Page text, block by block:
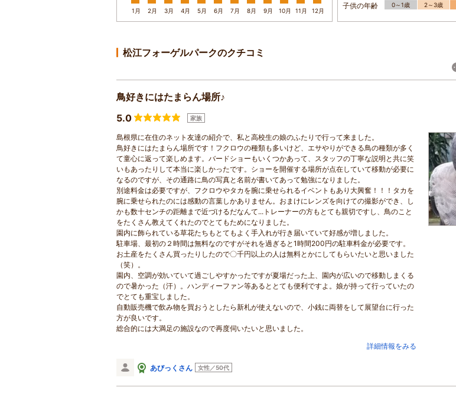
1月 2月 3月 4月 5月 6月 7月 8月 9月 10月 11月 12月
子供の年齢 0～1歳 2～3歳
松江フォーゲルパークのクチコミ
鳥好きにはたまらん場所♪
5.0
家族
島根県に在住のネット友達の紹介で、私と高校生の娘のふたりで行って来ました。
鳥好きにはたまらん場所です！フクロウの種類も多いけど、エサやりができる鳥の種類が多く
て童心に返って楽しめます。バードショーもいくつかあって、スタッフの丁寧な説明と共に笑
いもあったりして本当に楽しかったです。ショーを開催する場所が点在していて移動が必要に
なるのですが、その通路に鳥の写真と名前が書いてあって勉強になりました。
別途料金は必要ですが、フクロウやタカを腕に乗せられるイベントもあり大興奮！！！タカを
腕に乗せられたのには感動の言葉しかありません。おまけにレンズを向けての撮影ができ、し
かも数十センチの距離まで近づけるだなんて...トレーナーの方もとても親切ですし、鳥のこと
をたくさん教えてくれたのでとてもためになりました。
園内に飾られている草花たちもとてもよく手入れが行き届いていて好感が増しました。
駐車場、最初の２時間は無料なのですがそれを過ぎると1時間200円の駐車料金が必要です。
お土産をたくさん買ったりしたので〇千円以上の人は無料とかにしてもらいたいと思いました
（笑）。
園内、空調が効いていて過ごしやすかったですが夏場だった上、園内が広いので移動しまくる
ので暑かった（汗）。ハンディーファン等あるととても便利ですよ。娘が持って行っていたの
でとても重宝しました。
自動販売機で飲み物を買おうとしたら新札が使えないので、小銭に両替をして展望台に行った
方が良いです。
総合的には大満足の施設なので再度伺いたいと思いました。
詳細情報をみる
あびっくさん 女性／50代